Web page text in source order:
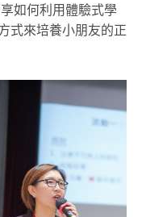
如何利用體驗式學
式來培養小朋友的正